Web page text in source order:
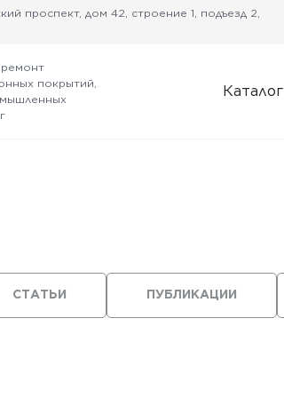
проспект, дом 42, строение 1, подъезд 2,
покрытий,
Каталог
ПУБЛИКАЦИИ
СТАТЬИ